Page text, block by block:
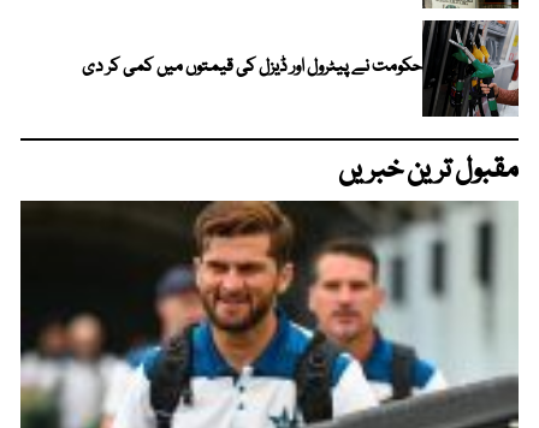
حکومت نے پیٹرول اور ڈیزل کی قیمتوں میں کمی کر دی
مقبول ترین خبریں